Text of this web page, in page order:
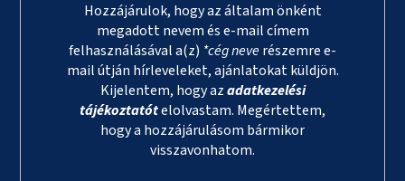
Hozzájárulok, hogy az általam önként
megadott nevem és e-mail címem
felhasználásával a(z) *cég neverészemre e-
mail útján hírleveleket, ajánlatokat küldjön.
Kijelentem, hogy azadatkezelési
tájékoztatótelolvastam. Megértettem,
hogy a hozzájárulásom bármikor
visszavonhatom.